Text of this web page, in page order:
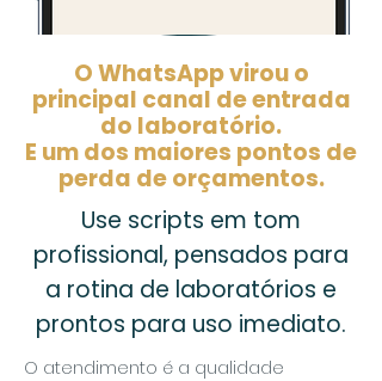
O WhatsApp virou o
principal canal de entrada
do laboratório.
E um dos maiores pontos de
perda de orçamentos.
Use scripts em tom
profissional, pensados para
a rotina de laboratórios e
prontos para uso imediato.
O atendimento é a qualidade